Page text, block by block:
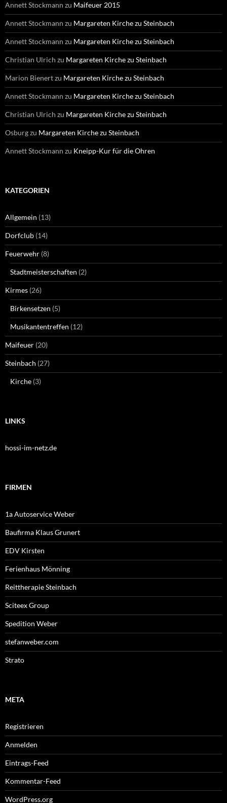
Annett Stockmann zu Maifeuer 2015
Annett Stockmann zu Margareten Kirche zu Steinbach
Annett Stockmann zu Margareten Kirche zu Steinbach
Christian Ulrich zu Margareten Kirche zu Steinbach
Marion Bienertzu Margareten Kirche zu Steinbach
Annett Stockmann zu Margareten Kirche zu Steinbach
Christian Ulrich zu Margareten Kirche zu Steinbach
Osburgzu Margareten Kirche zu Steinbach
Annett Stockmann zu Kneipp-Kur für die Ohren
KATEGORIEN
Allgemein (13)
Dorfclub (14)
Feuerwehr (8)
Stadtmeisterschaften (2)
Kirmes (26)
Birkensetzen (5)
Musikantentreffen (12)
Maifeuer (20)
Steinbach (27)
Kirche (3)
LINKS
hossi-im-netz.de
FIRMEN
1a Autoservice Weber
Baufirma Klaus Grunert
EDV Kirsten
Ferienhaus Mönning
Reittherapie Steinbach
Sciteex Group
Spedition Weber
stefanweber.com
Strato
META
Registrieren
Anmelden
Eintrags-Feed
Kommentar-Feed
WordPress.org